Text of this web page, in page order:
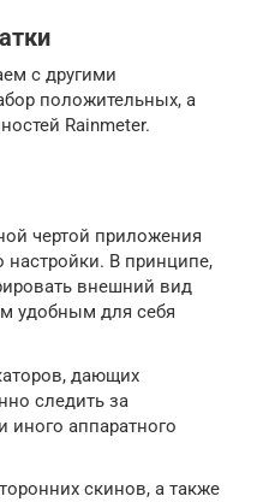
с другими
положительных, а
Rainmeter.
чертой приложения
настройки. В принципе,
внешний вид
удобным для себя
дающих
следить за
иного аппаратного
скинов, а также